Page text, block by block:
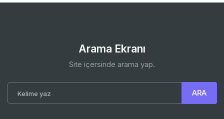
Arama Ekranı
Site içersinde arama yap.